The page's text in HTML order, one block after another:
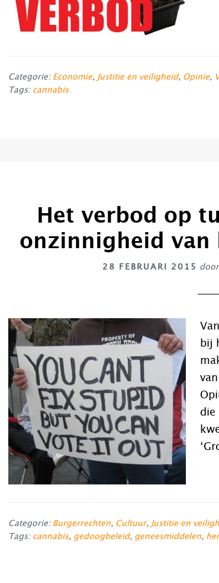
Categorie: Economie, Justitie en veiligheid, Opinie,
Tags: cannabis
Het verbod op
onzinnigheid van
28 FEBRUARI 2015
bij
die
Categorie: Burgerrechten, Cultuur, Justitie en
Tags: cannabis, gedoogbeleid, geneesmiddelen,